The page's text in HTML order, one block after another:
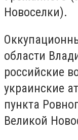
Новоселки).
области
российские
украинские
пункта
Великой